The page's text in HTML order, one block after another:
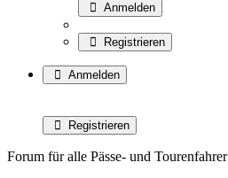
Anmelden
Registrieren
Anmelden
Registrieren
Forum für alle Pässe- und Tourenfahrer